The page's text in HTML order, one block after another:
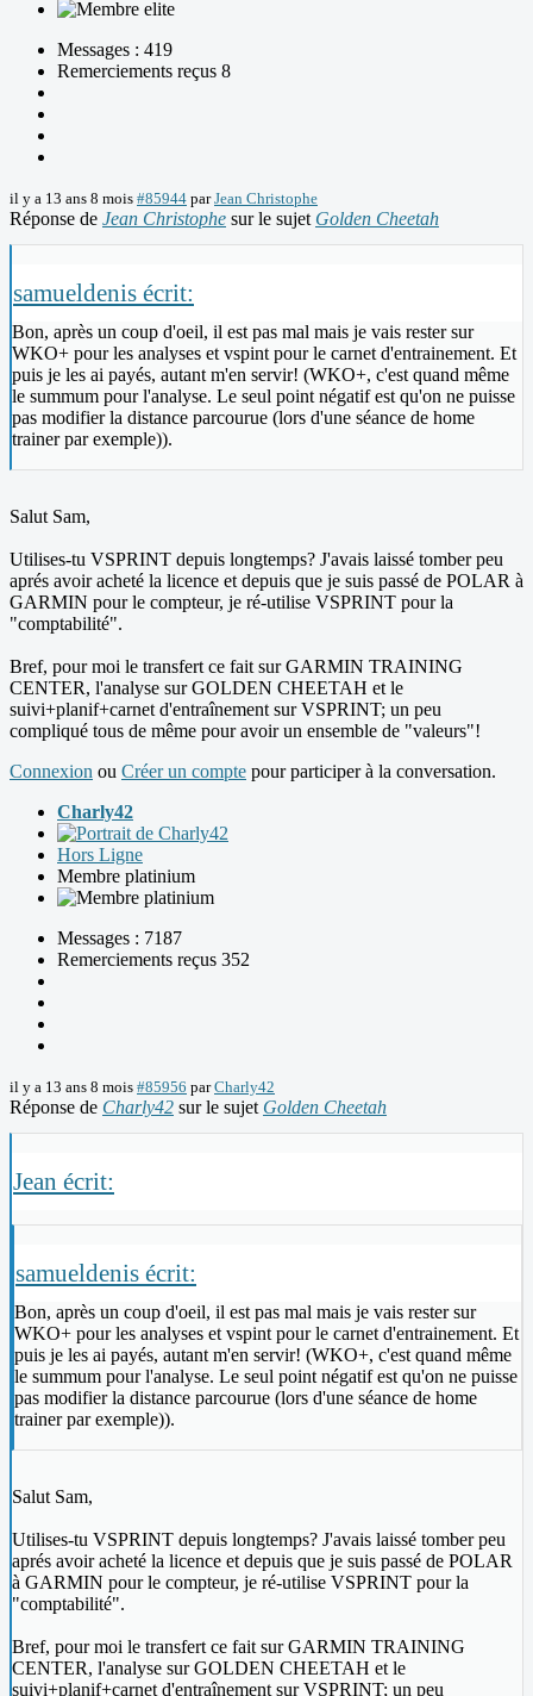
Messages : 419
Remerciements reçus 8
il y a 13 ans 8 mois #85944 parJean Christophe
Réponse de Jean Christophe sur le sujet Golden Cheetah
samueldenis écrit:
Bon, après un coup d'oeil, il est pas mal mais je vais rester sur
WKO+ pour les analyses et vspint pour le carnet d'entrainement. Et
puis je les ai payés, autant m'en servir! (WKO+, c'est quand même
le summum pour l'analyse. Le seul point négatif est qu'on ne puisse
pas modifier la distance parcourue (lors d'une séance de home
trainer par exemple)).
Salut Sam,
Utilises-tu VSPRINT depuis longtemps? J'avais laissé tomber peu
aprés avoir acheté la licence et depuis que je suis passé de POLAR à
GARMIN pour le compteur, je ré-utilise VSPRINT pour la
"comptabilité".
Bref, pour moi le transfert ce fait sur GARMIN TRAINING
CENTER, l'analyse sur GOLDEN CHEETAH et le
suivi+planif+carnet d'entraînement sur VSPRINT; un peu
compliqué tous de même pour avoir un ensemble de "valeurs"!
Connexion ou Créer un compte pour participer à la conversation.
Charly42
Hors Ligne
Membre platinium
Messages : 7187
Remerciements reçus 352
il y a 13 ans 8 mois #85956 parCharly42
Réponse de Charly42 sur le sujet Golden Cheetah
Jean écrit:
samueldenis écrit:
Bon, après un coup d'oeil, il est pas mal mais je vais rester sur
WKO+ pour les analyses et vspint pour le carnet d'entrainement. Et
puis je les ai payés, autant m'en servir! (WKO+, c'est quand même
le summum pour l'analyse. Le seul point négatif est qu'on ne puisse
pas modifier la distance parcourue (lors d'une séance de home
trainer par exemple)).
Salut Sam,
Utilises-tu VSPRINT depuis longtemps? J'avais laissé tomber peu
aprés avoir acheté la licence et depuis que je suis passé de POLAR
à GARMIN pour le compteur, je ré-utilise VSPRINT pour la
"comptabilité".
Bref, pour moi le transfert ce fait sur GARMIN TRAINING
CENTER, l'analyse sur GOLDEN CHEETAH et le
suivi+planif+carnet d'entraînement sur VSPRINT; un peu